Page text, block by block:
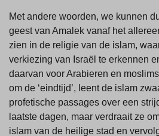
Met andere woorden, we kunnen
geest van Amalek vanaf het
zien in de religie van de islam,
verkiezing van Israël te erkennen
daarvan voor Arabieren en
om de ‘eindtijd’, leent de islam
profetische passages over een
laatste dagen, maar verdraait ze
islam van de heilige stad en